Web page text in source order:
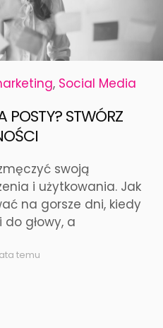
, Social Media
POSTY? STWÓRZ
swoją
i użytkowania. Jak
na gorsze dni, kiedy
głowy, a
temu